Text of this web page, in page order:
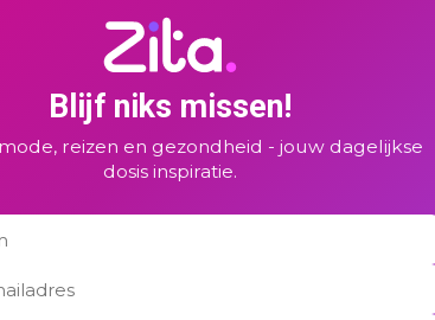
Blijf niks missen!
reizen en gezondheid - jouw dagelijkse
dosis inspiratie.